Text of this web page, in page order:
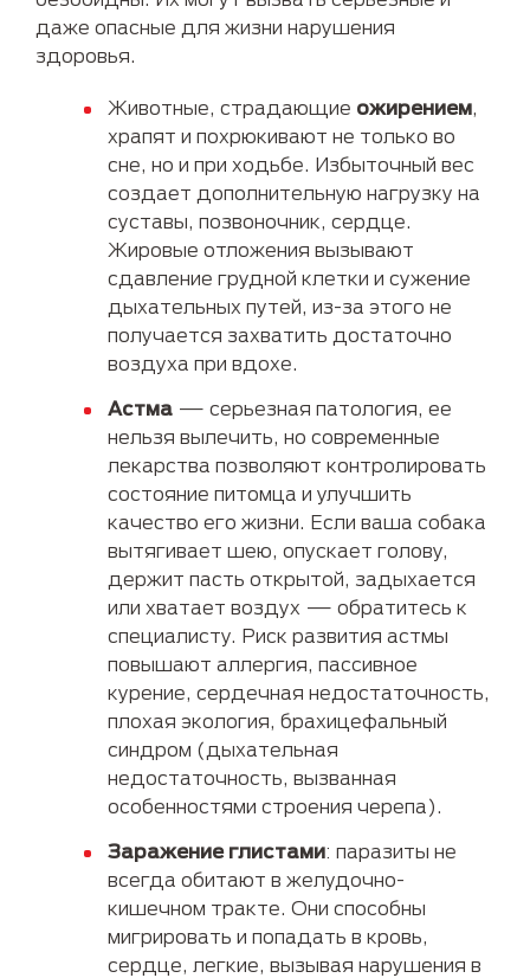
даже опасные для жизни нарушения
здоровья.
Животные, страдающие ожирением,
храпят и похрюкивают не только во
сне, но и при ходьбе. Избыточный вес
создает дополнительную нагрузку на
суставы, позвоночник, сердце.
Жировые отложения вызывают
сдавление грудной клетки и сужение
дыхательных путей, из-за этого не
получается захватить достаточно
воздуха при вдохе.
Астма — серьезная патология, ее
нельзя вылечить, но современные
лекарства позволяют контролировать
состояние питомца и улучшить
качество его жизни. Если ваша собака
вытягивает шею, опускает голову,
держит пасть открытой, задыхается
или хватает воздух — обратитесь к
специалисту. Риск развития астмы
повышают аллергия, пассивное
курение, сердечная недостаточность,
плохая экология, брахицефальный
синдром (дыхательная
недостаточность, вызванная
особенностями строения черепа).
Заражение глистами: паразиты не
всегда обитают в желудочно-
кишечном тракте. Они способны
мигрировать и попадать в кровь,
сердце, легкие, вызывая нарушения в